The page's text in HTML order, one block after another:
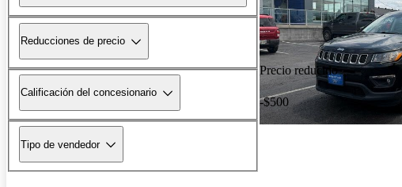
Reducciones de precio
Calificación del concesionario
Tipo de vendedor
Precio reducido
-$500